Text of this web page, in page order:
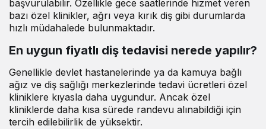
başvurulabilir. Özellikle gece saatlerinde hizmet veren
bazı özel klinikler, ağrı veya kırık diş gibi durumlarda
hızlı müdahalede bulunmaktadır.
En uygun fiyatlı diş tedavisi nerede yapılır?
Genellikle devlet hastanelerinde ya da kamuya bağlı
ağız ve diş sağlığı merkezlerinde tedavi ücretleri özel
kliniklere kıyasla daha uygundur. Ancak özel
kliniklerde daha kısa sürede randevu alınabildiği için
tercih edilebilirlik de yüksektir.